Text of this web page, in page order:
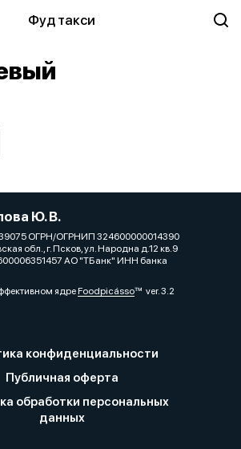
Фуд такси
Ю. В.
ОГРН/ОГРНИП 324600000014390
обл., г. Псков, ул. Народна д.12 кв.9
АО "ТБанк" ИНН банка
ядреFoodpicássover. 3.2
конфиденциальности
Публичная оферта
обработки персональных
данных